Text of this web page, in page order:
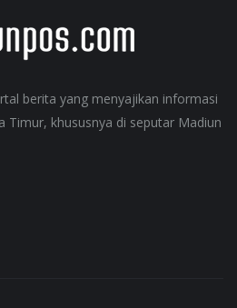
berita yang menyajikan informasi
Timur, khususnya di seputar Madiun